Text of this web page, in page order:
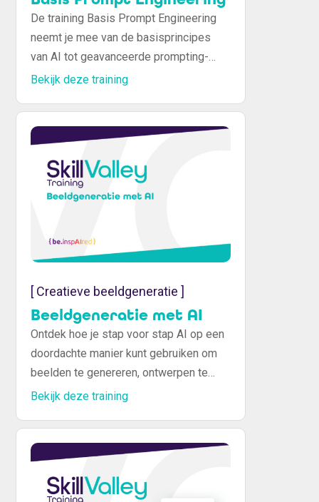
De training Basis Prompt Engineering
neemt je mee van de basisprincipes
van AI tot geavanceerde prompting-
technieken, zodat je leert hoe je
creatieve content kunt genereren en
productiviteit aanzienlijk kunt verhogen.
Bekijk deze training
[ Creatieve beeldgeneratie ]
Beeldgeneratie met AI
Ontdek hoe je stap voor stap AI op een
doordachte manier kunt gebruiken om
beelden te genereren, ontwerpen te
verfijnen en visuele verhalen tot leven
beschik je over zowel praktische kennis
als inspiratie om direct aan de slag te
opvalt en impact maakt.
Bekijk deze training